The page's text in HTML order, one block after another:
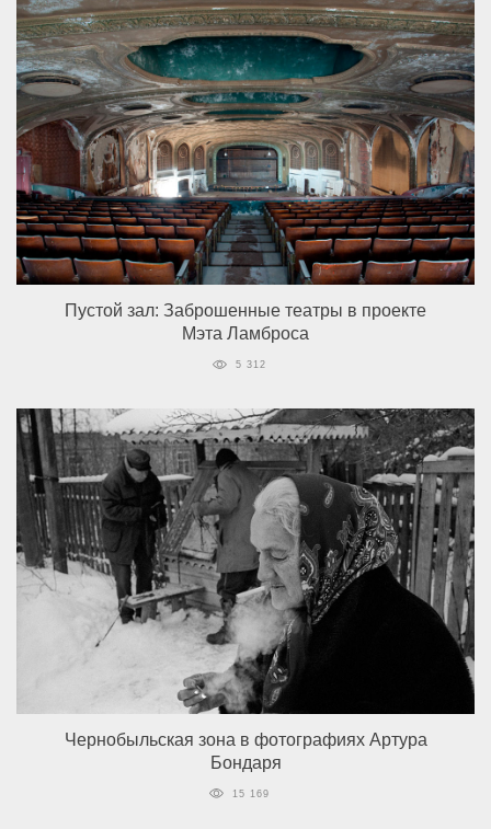
Пустой зал: Заброшенные театры в проекте
Мэта Ламброса
5 312
Чернобыльская зона в фотографиях Артура
Бондаря
15 169